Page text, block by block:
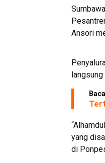
Ansori
yang
di